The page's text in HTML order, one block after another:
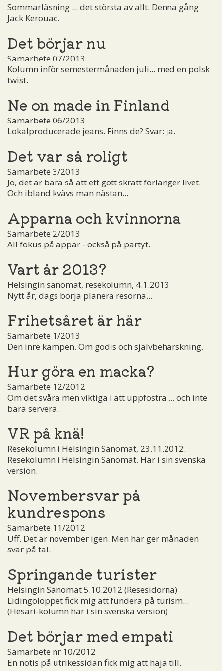
Sommarläsning ... det största av allt. Denna gång
Jack Kerouac.
Det börjar nu
Samarbete 07/2013
Kolumn inför semestermånaden juli... med en polsk
twist.
Ne on made in Finland
Samarbete 06/2013
Lokalproducerade jeans. Finns de? Svar: ja.
Det var så roligt
Samarbete 3/2013
Jo, det är bara så att ett gott skratt förlänger livet.
Och ibland kvävs man nästan...
Apparna och kvinnorna
Samarbete 2/2013
All fokus på appar - också på partyt.
Vart år 2013?
Helsingin sanomat, resekolumn, 4.1.2013
Nytt år, dags börja planera resorna...
Frihetsåret är här
Samarbete 1/2013
Den inre kampen. Om godis och självbehärskning.
Hur göra en macka?
Samarbete 12/2012
Om det svåra men viktiga i att uppfostra ... och inte
bara servera.
VR på knä!
Resekolumn i Helsingin Sanomat, 23.11.2012.
Resekolumn i Helsingin Sanomat. Här i sin svenska
version.
Novembersvar på
kundrespons
Samarbete 11/2012
Uff. Det är november igen. Men här ger månaden
svar på tal.
Springande turister
Helsingin Sanomat 5.10.2012 (Resesidorna)
Lidingöloppet fick mig att fundera på turism...
(Hesari-kolumn här i sin svenska version)
Det börjar med empati
Samarbete nr 10/2012
En notis på utrikessidan fick mig att haja till.